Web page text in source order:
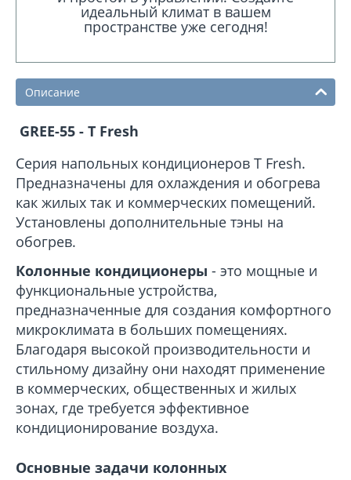
идеальный климат в вашем
пространстве уже сегодня!
Описание
GREE-55 - T Fresh
Серия напольных кондиционеров T Fresh.
Предназначены для охлаждения и обогрева
как жилых так и коммерческих помещений.
Установлены дополнительные тэны на
обогрев.
Колонные кондиционеры - это мощные и
функциональные устройства,
предназначенные для создания комфортного
микроклимата в больших помещениях.
Благодаря высокой производительности и
стильному дизайну они находят применение
в коммерческих, общественных и жилых
зонах, где требуется эффективное
кондиционирование воздуха.
Основные задачи колонных